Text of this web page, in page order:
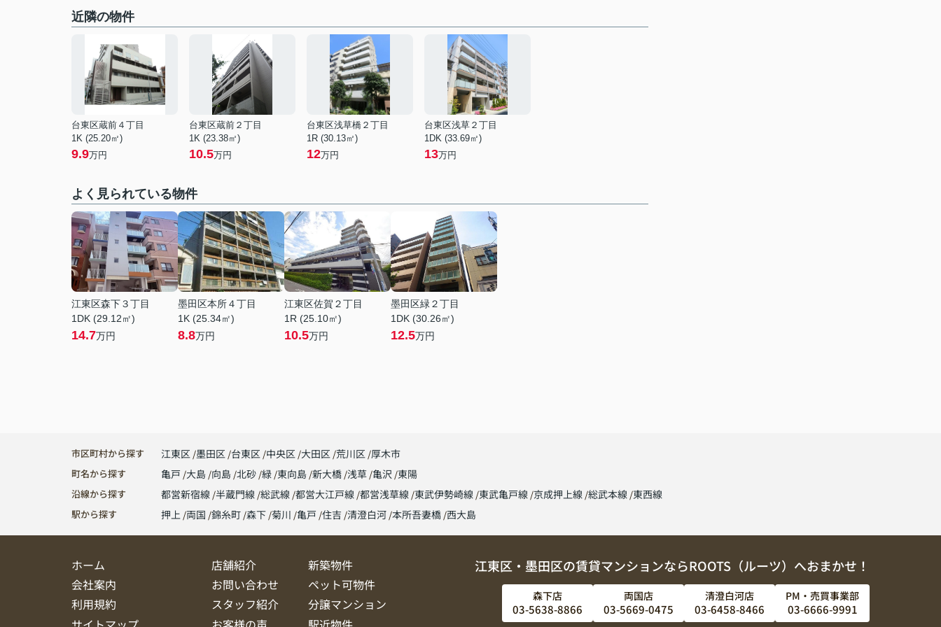
近隣の物件
台東区蔵前４丁目
1K (25.20㎡)
9.9万円
台東区蔵前２丁目
1K (23.38㎡)
10.5万円
台東区浅草橋２丁目
1R (30.13㎡)
12万円
台東区浅草２丁目
1DK (33.69㎡)
13万円
よく見られている物件
江東区森下３丁目
1DK (29.12㎡)
14.7万円
墨田区本所４丁目
1K (25.34㎡)
8.8万円
江東区佐賀２丁目
1R (25.10㎡)
10.5万円
墨田区緑２丁目
1DK (30.26㎡)
12.5万円
市区町村から探す 江東区 墨田区 台東区 中央区 大田区 荒川区 厚木市
町名から探す 亀戸 大島 向島 北砂 緑 東向島 新大橋 浅草 亀沢 東陽
沿線から探す 都営新宿線 半蔵門線 総武線 都営大江戸線 都営浅草線 東武伊勢崎線 東武亀戸線 京成押上線 総武本線 東西線
駅から探す 押上 両国 錦糸町 森下 菊川 亀戸 住吉 清澄白河 本所吾妻橋 西大島
ホーム 店舗紹介
新築物件
会社案内
お問い合わせ
ペット可物件
利用規約
スタッフ紹介
分譲マンション
江東区・墨田区の賃貸マンションならROOTS（ルーツ）へおまかせ！
森下店
03-5638-8866
両国店
03-5669-0475
清澄白河店
03-6458-8466
PM・売買事業部
03-6666-9991